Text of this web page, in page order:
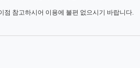
점 참고하시어 이용에 불편 없으시기 바랍니다.